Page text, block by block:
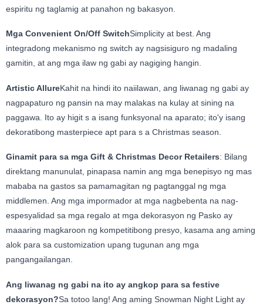
espiritu ng taglamig at panahon ng bakasyon.
Mga Convenient On/Off SwitchSimplicity at best. Ang
integradong mekanismo ng switch ay nagsisiguro ng madaling
gamitin, at ang mga ilaw ng gabi ay nagiging hangin.
Artistic AllureKahit na hindi ito naiilawan, ang liwanag ng gabi ay
nagpapaturo ng pansin na may malakas na kulay at sining na
paggawa. Ito ay higit s a isang funksyonal na aparato; ito'y isang
dekoratibong masterpiece apt para s a Christmas season.
Ginamit para sa mga Gift & Christmas Decor Retailers: Bilang
direktang manunulat, pinapasa namin ang mga benepisyo ng mas
mababa na gastos sa pamamagitan ng pagtanggal ng mga
middlemen. Ang mga impormador at mga nagbebenta na nag-
espesyalidad sa mga regalo at mga dekorasyon ng Pasko ay
maaaring magkaroon ng kompetitibong presyo, kasama ang aming
alok para sa customization upang tugunan ang mga
pangangailangan.
Ang liwanag ng gabi na ito ay angkop para sa festive
dekorasyon?Sa totoo lang! Ang aming Snowman Night Light ay